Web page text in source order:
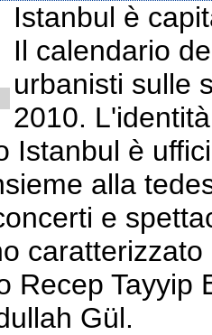
Istanbul è
Il calendario
urbanisti sulle
2010.
Istanbul è
alla
e
Recep Tayyip
Gül.